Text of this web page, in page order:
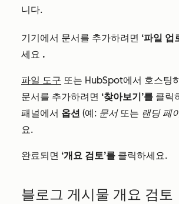
니다.
기기에서 문서를 추가하려면 ‘파일 업
세요 .
파일 도구 또는 HubSpot에서 호스팅
문서를 추가하려면 ‘찾아보기’를 클릭
패널에서 옵션 (예: 문서또는 랜딩 페
요.
완료되면 ‘개요 검토’를 클릭하세요.
블로그 게시물 개요 검토